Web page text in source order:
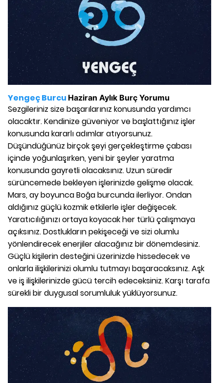
Yengeç Burcu Haziran Aylık Burç Yorumu
Sezgileriniz size başarılarınız konusunda yardımcı
olacaktır. Kendinize güveniyor ve başlattığınız işler
konusunda kararlı adımlar atıyorsunuz.
Düşündüğünüz birçok şeyi gerçekleştirme çabası
içinde yoğunlaşırken, yeni bir şeyler yaratma
konusunda gayretli olacaksınız. Uzun süredir
sürüncemede bekleyen işlerinizde gelişme olacak.
Mars, ay boyunca Boğa burcunda ilerliyor. Ondan
aldığınız güçlü kozmik etkilerle işler değişecek.
Yaratıcılığınızı ortaya koyacak her türlü çalışmaya
açıksınız. Dostlukların pekişeceği ve sizi olumlu
yönlendirecek enerjiler alacağınız bir dönemdesiniz.
Güçlü kişilerin desteğini üzerinizde hissedecek ve
onlarla ilişkilerinizi olumlu tutmayı başaracaksınız. Aşk
ve iş ilişkilerinizde gücü tercih edeceksiniz. Karşı tarafa
sürekli bir duygusal sorumluluk yüklüyorsunuz.